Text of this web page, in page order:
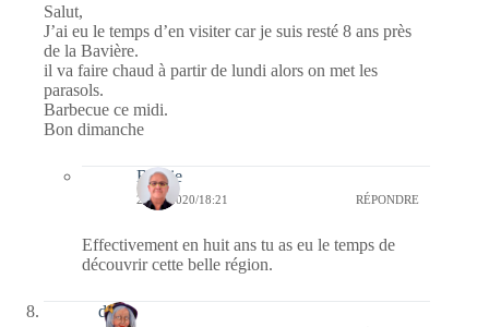
Salut,
J’ai eu le temps d’en visiter car je suis resté 8 ans près
de la Bavière.
il va faire chaud à partir de lundi alors on met les
parasols.
Barbecue ce midi.
Bon dimanche
Bernie
26/07/2020/18:21 RÉPONDRE
Effectivement en huit ans tu as eu le temps de
découvrir cette belle région.
dom